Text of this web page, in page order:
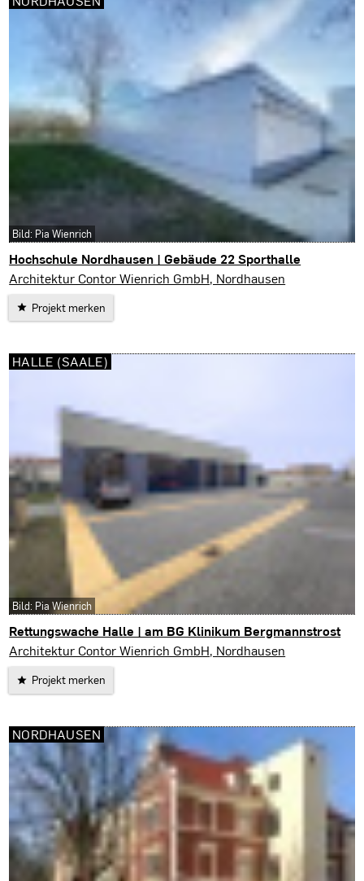
Hochschule Nordhausen | Gebäude 22 Sporthalle
Nordhausen
Architektur Contor Wienrich GmbH, Nordhausen
Projekt merken
Bild: Pia Wienrich
Rettungswache Halle | am BG Klinikum Bergmannstrost
Halle (Saale)
Architektur Contor Wienrich GmbH, Nordhausen
Projekt merken
HALLE (SAALE)
Bild: Pia Wienrich
NORDHAUSEN